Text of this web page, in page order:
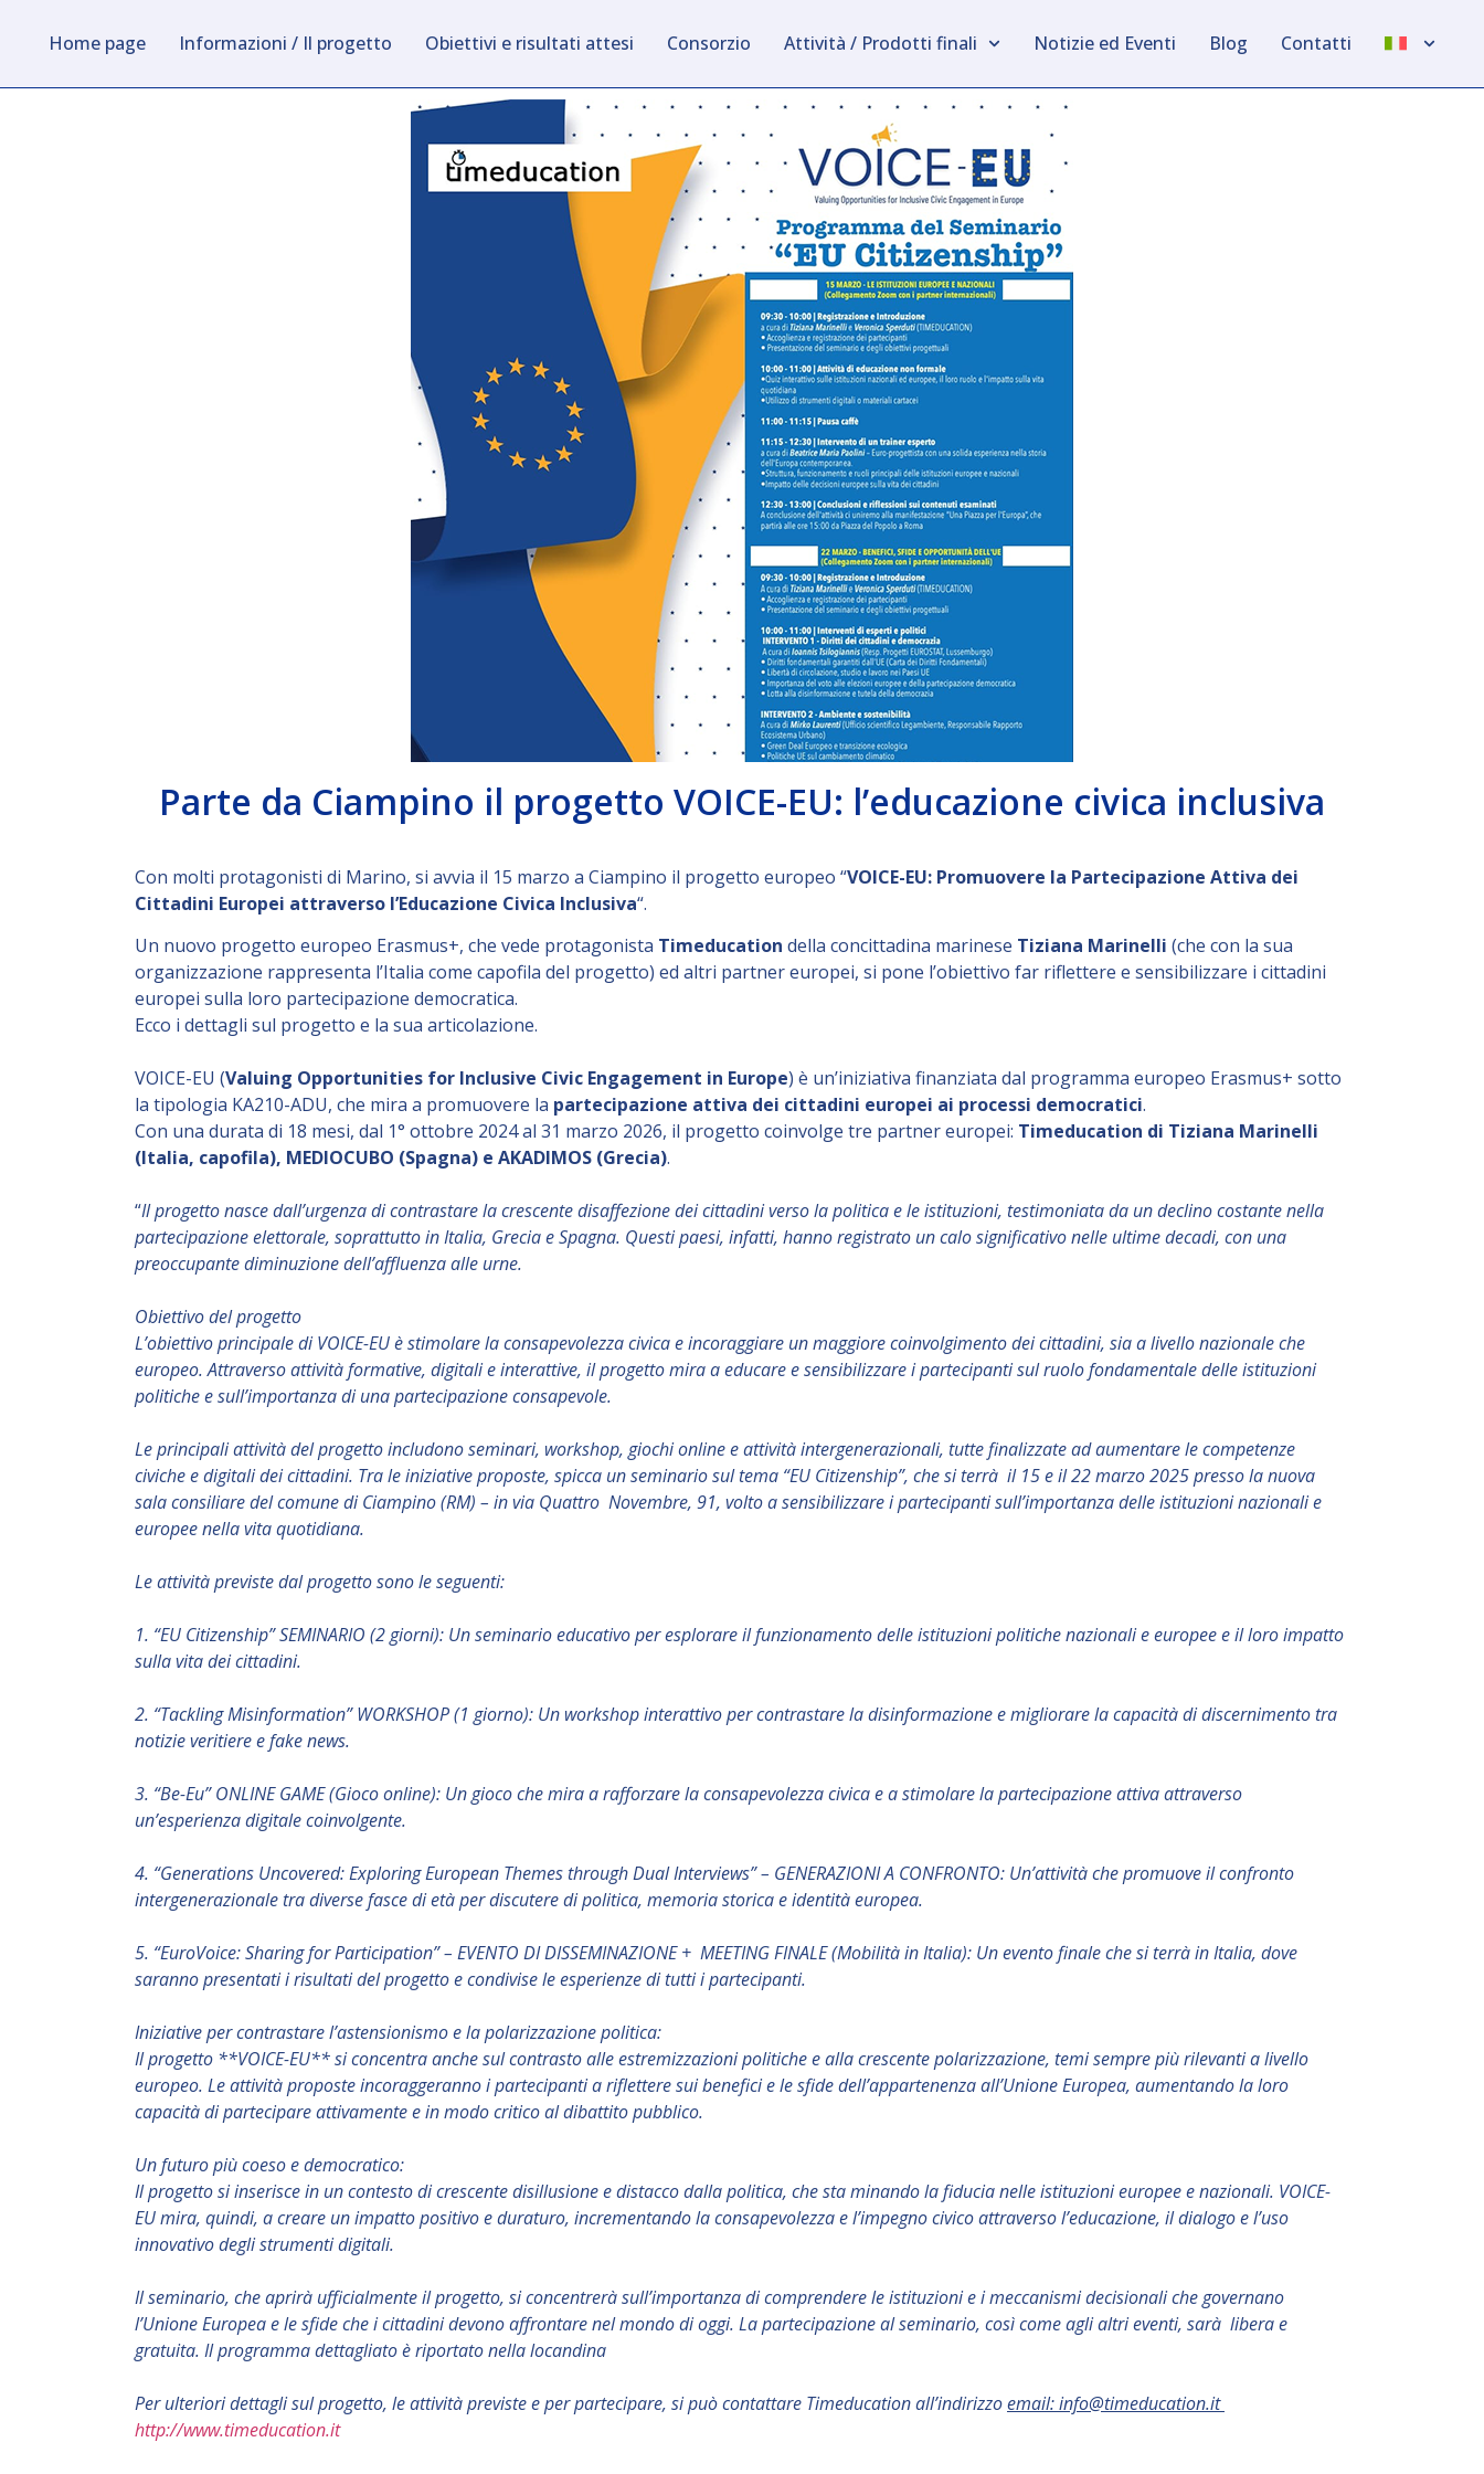
Home page Informazioni / Il progetto Obiettivi e risultati attesi Consorzio Attività / Prodotti finali Notizie ed Eventi Blog Contatti
Parte da Ciampino il progetto VOICE-EU: l’educazione civica inclusiva
Con molti protagonisti di Marino, si avvia il 15 marzo a Ciampino il progetto europeo “VOICE-EU: Promuovere la Partecipazione Attiva dei
Cittadini Europei attraverso l’Educazione Civica Inclusiva“.
Un nuovo progetto europeo Erasmus+, che vede protagonista Timeducation della concittadina marinese Tiziana Marinelli (che con la sua
organizzazione rappresenta l’Italia come capofila del progetto) ed altri partner europei, si pone l’obiettivo far riflettere e sensibilizzare i cittadini
europei sulla loro partecipazione democratica.
Ecco i dettagli sul progetto e la sua articolazione.
VOICE-EU (Valuing Opportunities for Inclusive Civic Engagement in Europe) è un’iniziativa finanziata dal programma europeo Erasmus+ sotto
la tipologia KA210-ADU, che mira a promuovere la partecipazione attiva dei cittadini europei ai processi democratici.
Con una durata di 18 mesi, dal 1° ottobre 2024 al 31 marzo 2026, il progetto coinvolge tre partner europei: Timeducation di Tiziana Marinelli
(Italia, capofila), MEDIOCUBO (Spagna) e AKADIMOS (Grecia).
“Il progetto nasce dall’urgenza di contrastare la crescente disaffezione dei cittadini verso la politica e le istituzioni, testimoniata da un declino costante nella
partecipazione elettorale, soprattutto in Italia, Grecia e Spagna. Questi paesi, infatti, hanno registrato un calo significativo nelle ultime decadi, con una
preoccupante diminuzione dell’affluenza alle urne.
Obiettivo del progetto
L’obiettivo principale di VOICE-EU è stimolare la consapevolezza civica e incoraggiare un maggiore coinvolgimento dei cittadini, sia a livello nazionale che
europeo. Attraverso attività formative, digitali e interattive, il progetto mira a educare e sensibilizzare i partecipanti sul ruolo fondamentale delle istituzioni
politiche e sull’importanza di una partecipazione consapevole.
Le principali attività del progetto includono seminari, workshop, giochi online e attività intergenerazionali, tutte finalizzate ad aumentare le competenze
civiche e digitali dei cittadini. Tra le iniziative proposte, spicca un seminario sul tema “EU Citizenship”, che si terrà il 15 e il 22 marzo 2025 presso la nuova
sala consiliare del comune di Ciampino (RM) – in via Quattro Novembre, 91, volto a sensibilizzare i partecipanti sull’importanza delle istituzioni nazionali e
europee nella vita quotidiana.
Le attività previste dal progetto sono le seguenti:
1. “EU Citizenship” SEMINARIO (2 giorni): Un seminario educativo per esplorare il funzionamento delle istituzioni politiche nazionali e europee e il loro impatto
sulla vita dei cittadini.
2. “Tackling Misinformation” WORKSHOP (1 giorno): Un workshop interattivo per contrastare la disinformazione e migliorare la capacità di discernimento tra
notizie veritiere e fake news.
3. “Be-Eu” ONLINE GAME (Gioco online): Un gioco che mira a rafforzare la consapevolezza civica e a stimolare la partecipazione attiva attraverso
un’esperienza digitale coinvolgente.
4. “Generations Uncovered: Exploring European Themes through Dual Interviews” – GENERAZIONI A CONFRONTO: Un’attività che promuove il confronto
intergenerazionale tra diverse fasce di età per discutere di politica, memoria storica e identità europea.
5. “EuroVoice: Sharing for Participation” – EVENTO DI DISSEMINAZIONE + MEETING FINALE (Mobilità in Italia): Un evento finale che si terrà in Italia, dove
saranno presentati i risultati del progetto e condivise le esperienze di tutti i partecipanti.
Iniziative per contrastare l’astensionismo e la polarizzazione politica:
Il progetto **VOICE-EU** si concentra anche sul contrasto alle estremizzazioni politiche e alla crescente polarizzazione, temi sempre più rilevanti a livello
europeo. Le attività proposte incoraggeranno i partecipanti a riflettere sui benefici e le sfide dell’appartenenza all’Unione Europea, aumentando la loro
capacità di partecipare attivamente e in modo critico al dibattito pubblico.
Un futuro più coeso e democratico:
Il progetto si inserisce in un contesto di crescente disillusione e distacco dalla politica, che sta minando la fiducia nelle istituzioni europee e nazionali. VOICE-
EU mira, quindi, a creare un impatto positivo e duraturo, incrementando la consapevolezza e l’impegno civico attraverso l’educazione, il dialogo e l’uso
innovativo degli strumenti digitali.
Il seminario, che aprirà ufficialmente il progetto, si concentrerà sull’importanza di comprendere le istituzioni e i meccanismi decisionali che governano
l’Unione Europea e le sfide che i cittadini devono affrontare nel mondo di oggi. La partecipazione al seminario, così come agli altri eventi, sarà libera e
gratuita. Il programma dettagliato è riportato nella locandina
Per ulteriori dettagli sul progetto, le attività previste e per partecipare, si può contattare Timeducation all’indirizzoemail:info@timeducation.it
http://www.timeducation.it